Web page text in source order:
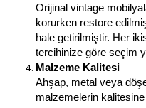
Orijinal vintage
korurken restore
hale getirilmiştir. Her
tercihinize göre seçim
Malzeme Kalitesi
Ahşap, metal veya
malzemelerin